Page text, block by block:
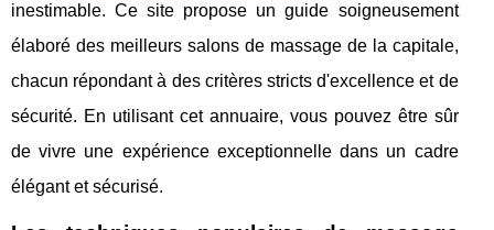
inestimable. Ce site propose un guide soigneusement
élaboré des meilleurs salons de massage de la capitale,
chacun répondant à des critères stricts d'excellence et de
sécurité. En utilisant cet annuaire, vous pouvez être sûr
de vivre une expérience exceptionnelle dans un cadre
élégant et sécurisé.